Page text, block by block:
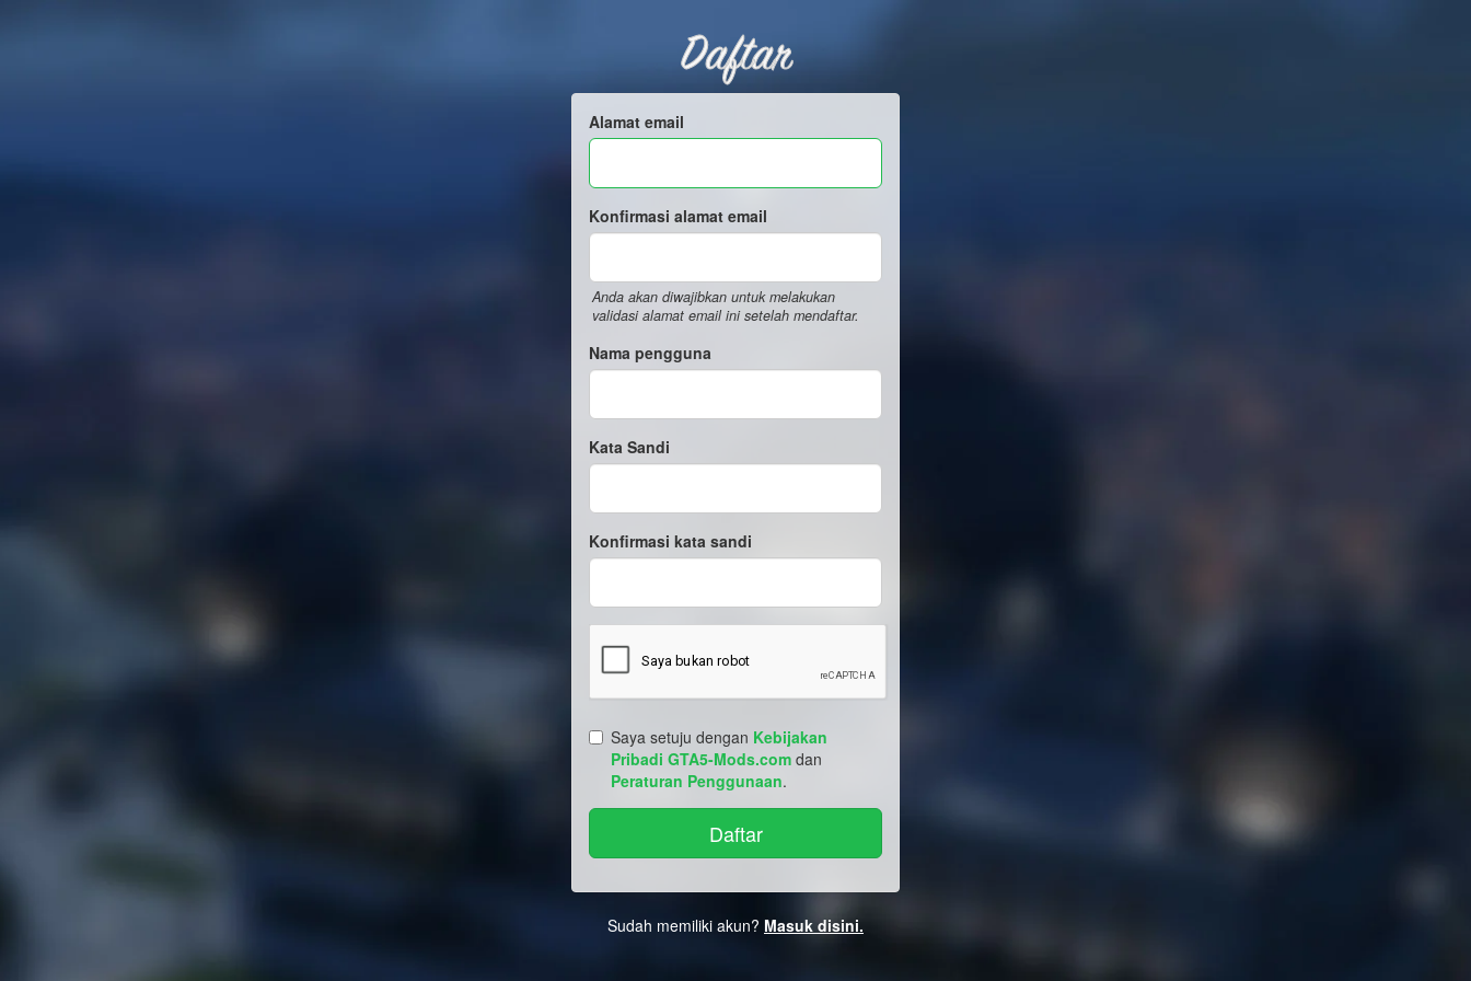
Daftar
Alamat email
Konfirmasi alamat email
Anda akan diwajibkan untuk melakukan
validasi alamat email ini setelah mendaftar.
Nama pengguna
Kata Sandi
Konfirmasi kata sandi
Saya setuju dengan Kebijakan
Pribadi GTA5-Mods.com dan
Peraturan Penggunaan.
Sudah memiliki akun? Masuk disini.